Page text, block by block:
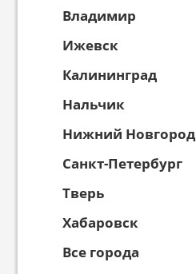
Владимир
Ижевск
Калининград
Нальчик
Нижний Новгород
Санкт-Петербург
Тверь
Хабаровск
Все города